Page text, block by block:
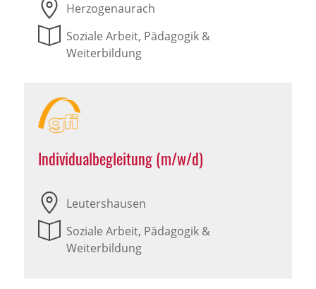
Herzogenaurach
Soziale Arbeit, Pädagogik &
Weiterbildung
Individualbegleitung (m/w/d)
Leutershausen
Soziale Arbeit, Pädagogik &
Weiterbildung